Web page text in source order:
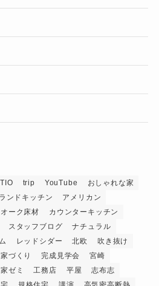
trip YouTube
おしゃれな家
ンドキッチン
アメリカン
オーク床材
カウンターキッチン
スタッフブログ
ナチュラル
レッドシダー 北欧
吹き抜け
づくり 完成見学会
宮崎
家ゼミ 工務店 平屋
志布志